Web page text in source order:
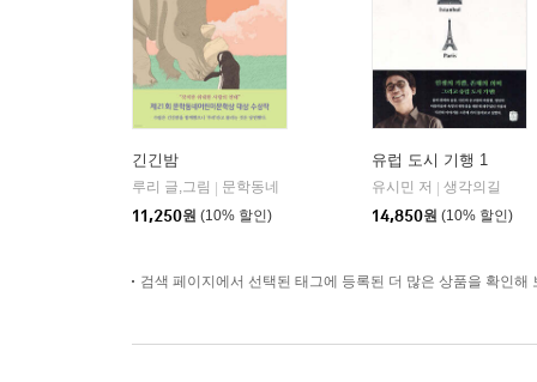
긴긴밤
루리 글,그림
문학동네
11,250원 (10% 할인)
유럽 도시 기행 1
유시민 저
생각의길
14,850원 (10% 할인)
검색 페이지에서 선택된 태그에 등록된 더 많은 상품을 확인해